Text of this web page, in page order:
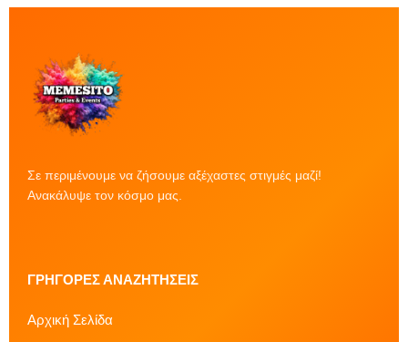
Σε περιμένουμε να ζήσουμε αξέχαστες στιγμές μαζί!
Ανακάλυψε τον κόσμο μας.
ΓΡΉΓΟΡΕΣ ΑΝΑΖΗΤΉΣΕΙΣ
Αρχική Σελίδα